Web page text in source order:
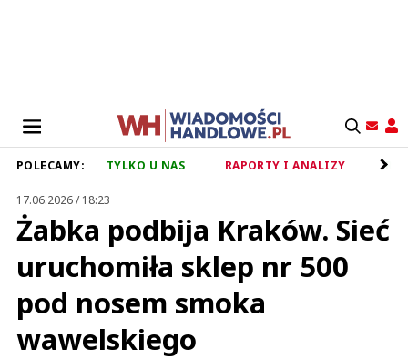
POLECAMY: TYLKO U NAS RAPORTY I ANALIZY
17.06.2026 / 18:23
Żabka podbija Kraków. Sieć
uruchomiła sklep nr 500
pod nosem smoka
wawelskiego